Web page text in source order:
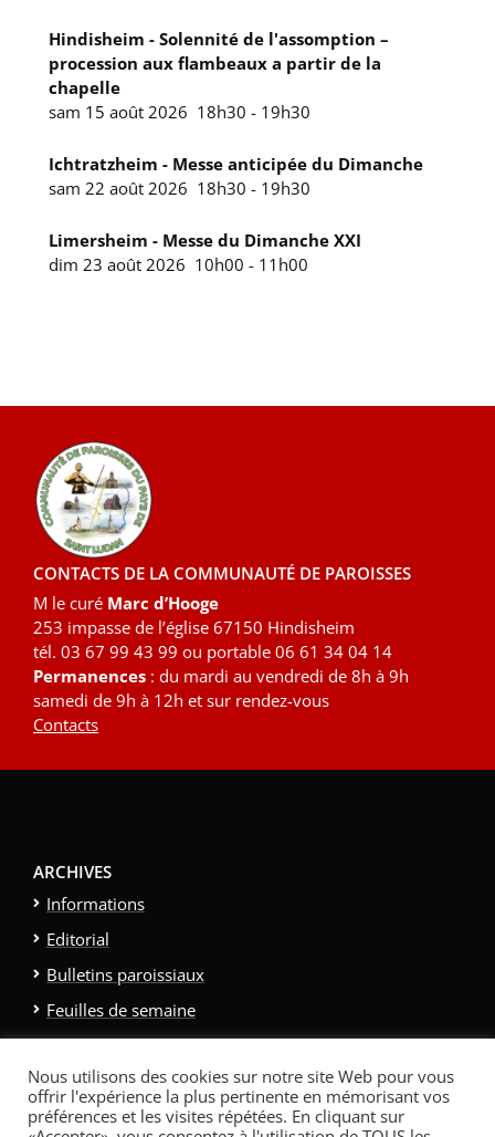
Hindisheim - Solennité de l'assomption –
procession aux flambeaux a partir de la
chapelle
sam 15 août 2026 18h30 - 19h30
Ichtratzheim - Messe anticipée du Dimanche
sam 22 août 2026 18h30 - 19h30
Limersheim - Messe du Dimanche XXI
dim 23 août 2026 10h00 - 11h00
CONTACTS DE LA COMMUNAUTÉ DE PAROISSES
M le curé Marc d’Hooge
253 impasse de l’église 67150 Hindisheim
tél. 03 67 99 43 99 ou portable 06 61 34 04 14
Permanences : du mardi au vendredi de 8h à 9h
samedi de 9h à 12h et sur rendez-vous
Contacts
ARCHIVES
Informations
Editorial
Bulletins paroissiaux
Feuilles de semaine
Galerie photo
Politique relative aux cookies
Politique de confidentialité
Contacts et Liens
Nous utilisons des cookies sur notre site Web pour vous
offrir l'expérience la plus pertinente en mémorisant vos
préférences et les visites répétées. En cliquant sur